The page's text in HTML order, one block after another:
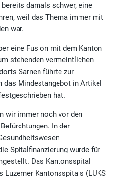
damals schwer, eine
weil das Thema immer mit
war.
eine Fusion mit dem Kanton
stehenden vermeintlichen
Sarnen führte zur
das Mindestangebot in Artikel
hat.
wir immer noch vor den
In der
Spitalfinanzierung wurde für
Das Kantonsspital
Luzerner Kantonsspitals (LUKS